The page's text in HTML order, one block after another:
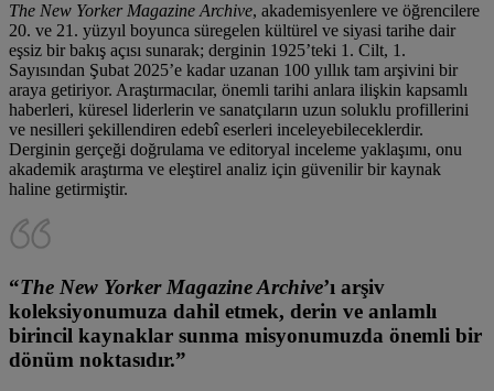
The New Yorker Magazine Archive, akademisyenlere ve öğrencilere
20. ve 21. yüzyıl boyunca süregelen kültürel ve siyasi tarihe dair
eşsiz bir bakış açısı sunarak; derginin 1925’teki 1. Cilt, 1.
Sayısından Şubat 2025’e kadar uzanan 100 yıllık tam arşivini bir
araya getiriyor. Araştırmacılar, önemli tarihi anlara ilişkin kapsamlı
haberleri, küresel liderlerin ve sanatçıların uzun soluklu profillerini
ve nesilleri şekillendiren edebî eserleri inceleyebileceklerdir.
Derginin gerçeği doğrulama ve editoryal inceleme yaklaşımı, onu
akademik araştırma ve eleştirel analiz için güvenilir bir kaynak
haline getirmiştir.
“The New Yorker Magazine Archive’ı arşiv
koleksiyonumuza dahil etmek, derin ve anlamlı
birincil kaynaklar sunma misyonumuzda önemli bir
dönüm noktasıdır.”